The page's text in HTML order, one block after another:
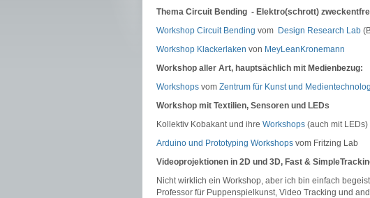
Thema Circuit Bending - Elektro(schrott)
Workshop Circuit Bending vom Design Research Lab
Workshop Klackerlaken von MeyLeanKronemann
Workshop aller Art, hauptsächlich mit Medienbezug:
Workshops vom Zentrum für Kunst und
Workshop mit Textilien, Sensoren und LEDs
Kollektiv Kobakant und ihre Workshops (auch mit
Arduino und Prototyping Workshops vom Fritzing Lab
Videoprojektionen in 2D und 3D, Fast &
Nicht wirklich ein Workshop, aber ich bin einfach
Professor für Puppenspielkunst, Video Tracking und